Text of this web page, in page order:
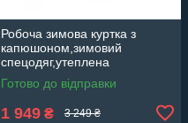
Робоча зимова куртка з
капюшоном,зимовий
спецодяг,утеплена
куртка,уніформа тепла
Artmaster Польща CLASSIC
Готово до відправки
1 949 ₴ 3 249 ₴